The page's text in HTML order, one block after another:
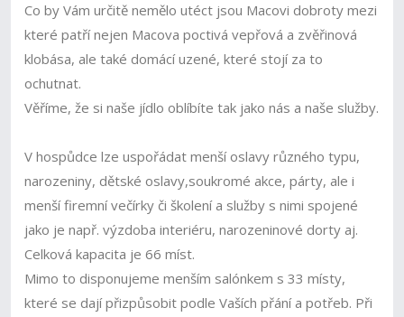
Co by Vám určitě nemělo utéct jsou Macovi dobroty mezi
které patří nejen Macova poctivá vepřová a zvěřinová
klobása, ale také domácí uzené, které stojí za to
ochutnat.
Věříme, že si naše jídlo oblíbíte tak jako nás a naše služby.
V hospůdce lze uspořádat menší oslavy různého typu,
narozeniny, dětské oslavy,soukromé akce, párty, ale i
menší firemní večírky či školení a služby s nimi spojené
jako je např. výzdoba interiéru, narozeninové dorty aj.
Celková kapacita je 66 míst.
Mimo to disponujeme menším salónkem s 33 místy,
které se dají přizpůsobit podle Vaších přání a potřeb. Při